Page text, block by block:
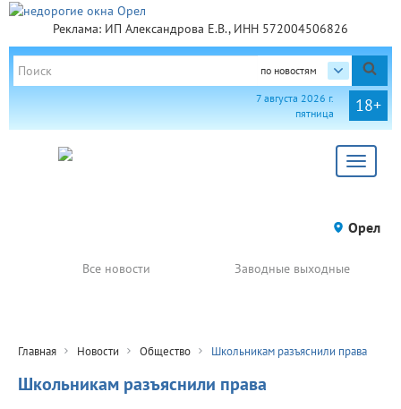
Реклама: ИП Александрова Е.В., ИНН 572004506826
по новостям
18+
7 августа 2026 г.
пятница
Toggle
Орел
Все новости Заводные выходные
Главная Новости Общество Школьникам разъяснили права
Школьникам разъяснили права